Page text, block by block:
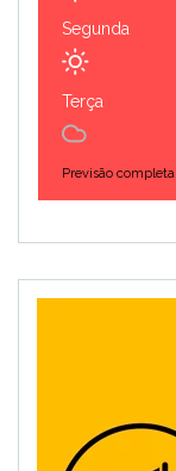
Segunda
Terça
Previsão completa